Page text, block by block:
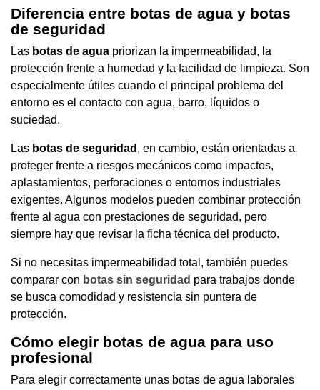
Diferencia entre botas de agua y botas
de seguridad
Las botas de agua priorizan la impermeabilidad, la
protección frente a humedad y la facilidad de limpieza. Son
especialmente útiles cuando el principal problema del
entorno es el contacto con agua, barro, líquidos o
suciedad.
Las botas de seguridad , en cambio, están orientadas a
proteger frente a riesgos mecánicos como impactos,
aplastamientos, perforaciones o entornos industriales
exigentes. Algunos modelos pueden combinar protección
frente al agua con prestaciones de seguridad, pero
siempre hay que revisar la ficha técnica del producto.
Si no necesitas impermeabilidad total, también puedes
comparar con botas sin seguridad para trabajos donde
se busca comodidad y resistencia sin puntera de
protección.
Cómo elegir botas de agua para uso
profesional
Para elegir correctamente unas botas de agua laborales